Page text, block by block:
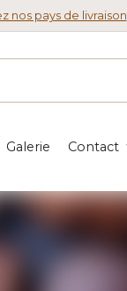
nos pays de livraison
Galerie Contact